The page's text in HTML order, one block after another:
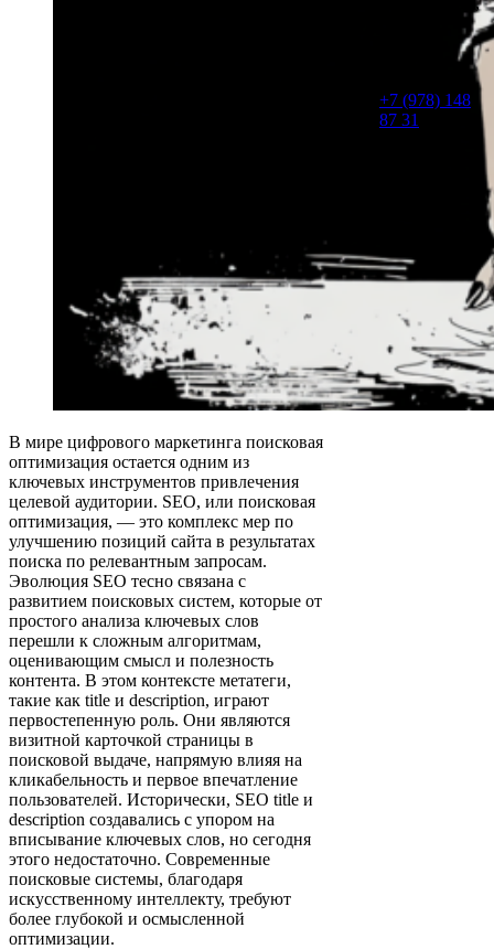
В мире цифрового маркетинга поисковая
оптимизация остается одним из
ключевых инструментов привлечения
целевой аудитории. SEO, или поисковая
оптимизация, — это комплекс мер по
улучшению позиций сайта в результатах
поиска по релевантным запросам.
Эволюция SEO тесно связана с
развитием поисковых систем, которые от
простого анализа ключевых слов
перешли к сложным алгоритмам,
оценивающим смысл и полезность
контента. В этом контексте метатеги,
такие как title и description, играют
первостепенную роль. Они являются
визитной карточкой страницы в
поисковой выдаче, напрямую влияя на
кликабельность и первое впечатление
пользователей. Исторически, SEO title и
description создавались с упором на
вписывание ключевых слов, но сегодня
этого недостаточно. Современные
поисковые системы, благодаря
искусственному интеллекту, требуют
более глубокой и осмысленной
оптимизации.
+7 (978) 148
87 31